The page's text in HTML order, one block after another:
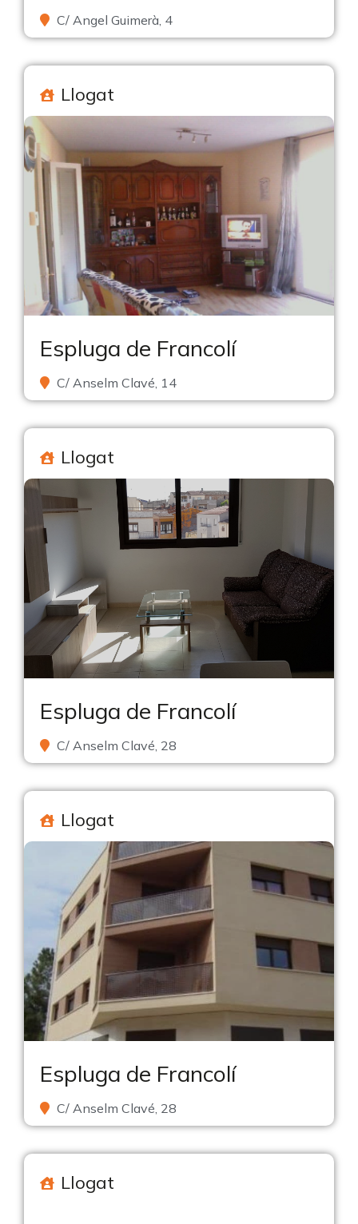
C/ Angel Guimerà, 4
Llogat
Espluga de Francolí
C/ Anselm Clavé, 14
Llogat
Espluga de Francolí
C/ Anselm Clavé, 28
Llogat
Espluga de Francolí
C/ Anselm Clavé, 28
Llogat